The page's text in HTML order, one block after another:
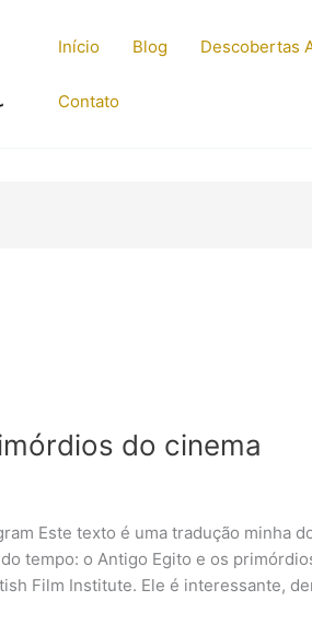
Início Blog Descobertas
Contato
do cinema
Este texto é uma tradução minha
tempo: o Antigo Egito e os
Film Institute. Ele é interessante,